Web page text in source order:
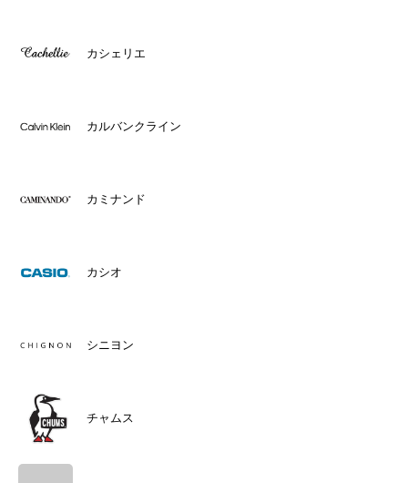
カシェリエ
カルバンクライン
カミナンド
カシオ
シニヨン
チャムス